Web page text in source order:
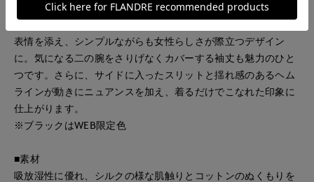
体を優しく包み込み、リラックス感のある着こなしを演出しま
表情を添え、シンプルながらも女性らしさが際立つデザイン
に。気になる二の腕をさりげなくカバーする袖丈も魅力のひと
つです。さらに、サイドに入ったスリットと揺れ感のあるヘム
ラインが動きにニュアンスを加え、着るだけでこなれた印象に
仕上がります。
※ブラックはWEB限定色
■素材
吸放湿性に優れ、シルクの様な肌触りとコットンのぬくもりを